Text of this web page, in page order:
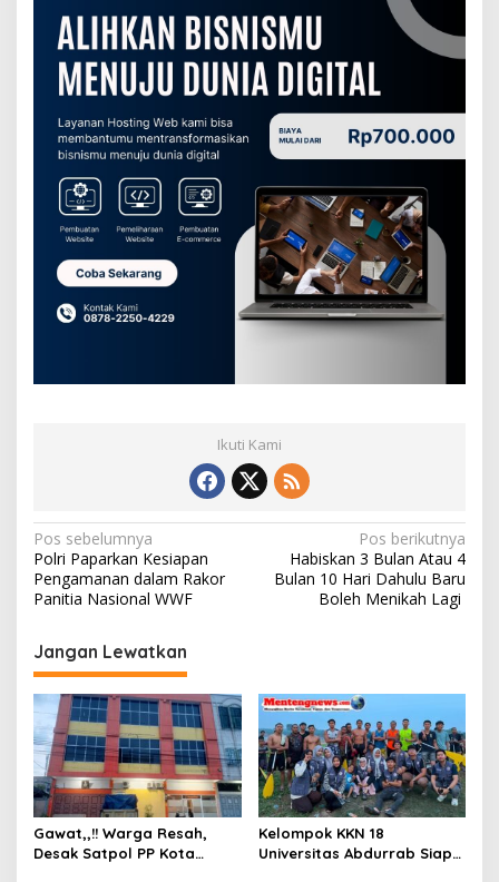
Ikuti Kami
N
a
v
i
g
a
s
i
p
o
s
Pos sebelumnya
Polri Paparkan Kesiapan
Pengamanan dalam Rakor
Panitia Nasional WWF
Pos berikutnya
Habiskan 3 Bulan Atau 4
Bulan 10 Hari Dahulu Baru
Boleh Menikah Lagi
Jangan Lewatkan
Gawat,,!! Warga Resah,
Desak Satpol PP Kota
Kelompok KKN 18
Universitas Abdurrab Siap